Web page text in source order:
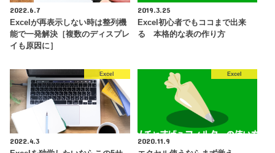
2022.6.7
Excelが再表示しない時は整列機
能で一発解決［複数のディスプレ
イも原因に］
2019.3.25
Excel初心者でもココまで出来
る 本格的な表の作り方
Excel
2022.4.3
Excel
2020.11.9